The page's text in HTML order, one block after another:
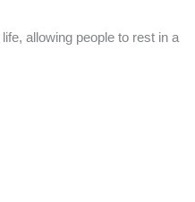
allowing people to rest in a